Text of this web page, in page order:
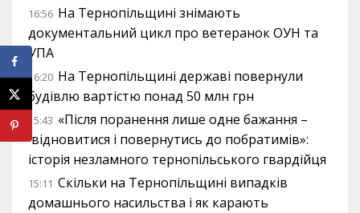
16:56 На Тернопільщині знімають
документальний цикл про ветеранок ОУН та
УПА
16:20 На Тернопільщині державі повернули
будівлю вартістю понад 50 млн грн
15:43 «Після поранення лише одне бажання –
відновитися і повернутись до побратимів»:
історія незламного тернопільського гвардійця
15:11 Скільки на Тернопільщині випадків
домашнього насильства і як карають